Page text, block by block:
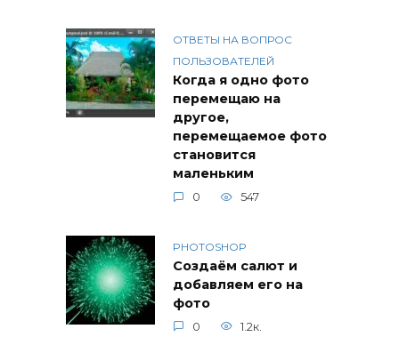
ОТВЕТЫ НА ВОПРОС
ПОЛЬЗОВАТЕЛЕЙ
Когда я одно фото
перемещаю на
другое,
перемещаемое фото
становится
маленьким
0 547
PHOTOSHOP
Создаём салют и
добавляем его на
фото
0 1.2к.